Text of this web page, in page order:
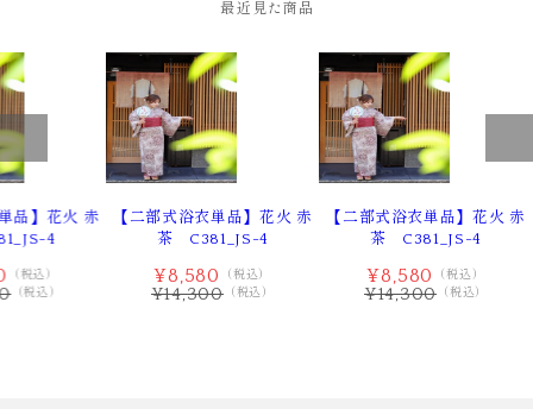
最近見た商品
品】花火 赤
4
（税込）
（税込）
【二部式浴衣単品】花火 赤
茶 C381_JS-4
¥8,580 （税込）
¥14,300 （税込）
【二部式浴衣単品】花火 赤
茶 C381_JS-4
¥8,580 （税込）
¥14,300 （税込）